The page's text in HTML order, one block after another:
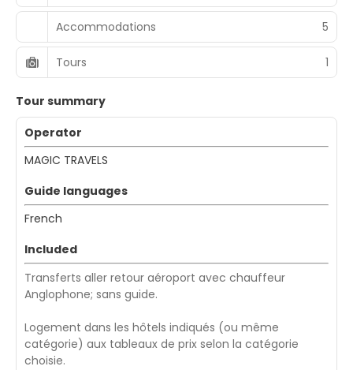
Accommodations 5
Tours 1
Tour summary
Operator
MAGIC TRAVELS
Guide languages
French
Included
Transferts aller retour aéroport avec chauffeur
Anglophone; sans guide.
Logement dans les hôtels indiqués (ou même
catégorie) aux tableaux de prix selon la catégorie
choisie.